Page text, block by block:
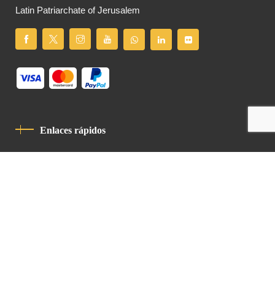
Latin Patriarchate of Jerusalem
Enlaces rápidos